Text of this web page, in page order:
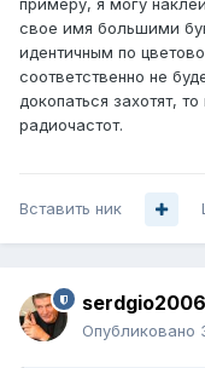
примеру, я могу
свое имя большими
идентичным по
соответственно не
докопаться захотят,
радиочастот.
Вставить ник
serdgio2006
Опубликовано